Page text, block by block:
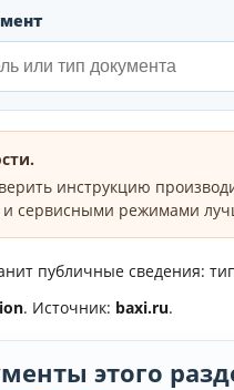
инструкцию
сервисными режимами
публичные сведения:
. Источник: baxi.ru.
этого